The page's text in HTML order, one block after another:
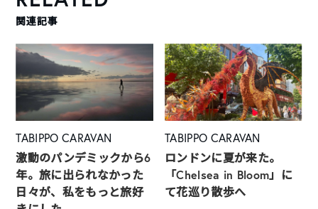
関連記事
TABIPPO CARAVAN
激動のパンデミックから6
年。旅に出られなかった
日々が、私をもっと旅好
TABIPPO CARAVAN
ロンドンに夏が来た。
「Chelsea in Bloom」に
て花巡り散歩へ